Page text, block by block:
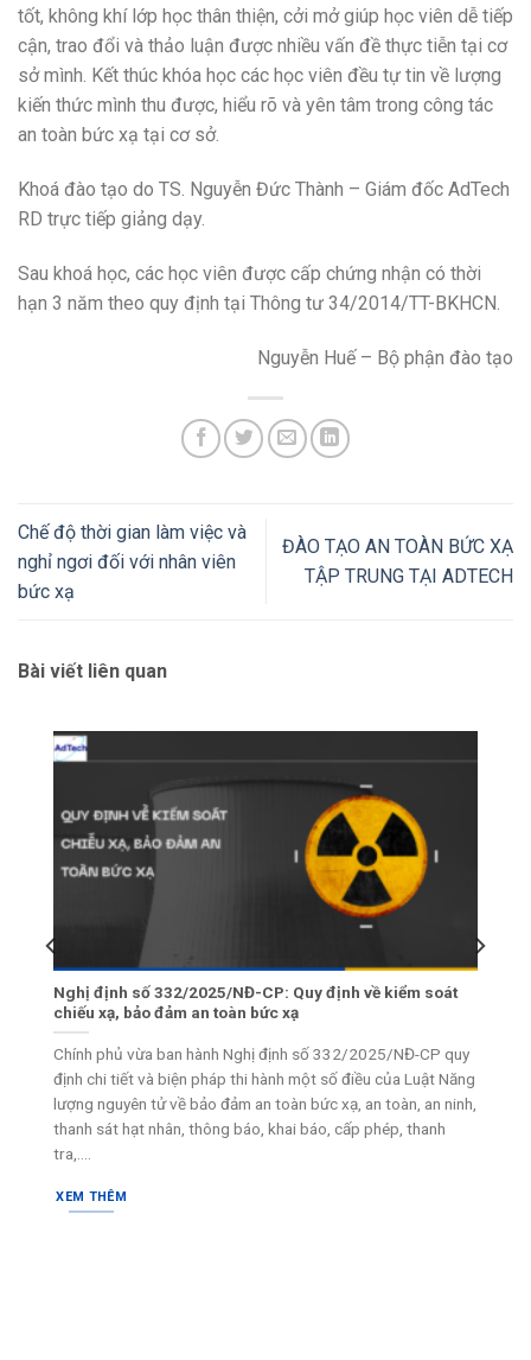
tốt, không khí lớp học thân thiện, cởi mở giúp học viên dễ tiếp
cận, trao đổi và thảo luận được nhiều vấn đề thực tiễn tại cơ
sở mình. Kết thúc khóa học các học viên đều tự tin về lượng
kiến thức mình thu được, hiểu rõ và yên tâm trong công tác
an toàn bức xạ tại cơ sở.
Khoá đào tạo do TS. Nguyễn Đức Thành – Giám đốc AdTech
RD trực tiếp giảng dạy.
Sau khoá học, các học viên được cấp chứng nhận có thời
hạn 3 năm theo quy định tại Thông tư 34/2014/TT-BKHCN.
Nguyễn Huế – Bộ phận đào tạo
Chế độ thời gian làm việc và
nghỉ ngơi đối với nhân viên
bức xạ
ĐÀO TẠO AN TOÀN BỨC XẠ
TẬP TRUNG TẠI ADTECH
Bài viết liên quan
Nghị định số 332/2025/NĐ-CP: Quy định về kiểm soát
chiếu xạ, bảo đảm an toàn bức xạ
Chính phủ vừa ban hành Nghị định số 332/2025/NĐ-CP quy
định chi tiết và biện pháp thi hành một số điều của Luật Năng
lượng nguyên tử về bảo đảm an toàn bức xạ, an toàn, an ninh,
thanh sát hạt nhân, thông báo, khai báo, cấp phép, thanh
tra,....
XEM THÊM